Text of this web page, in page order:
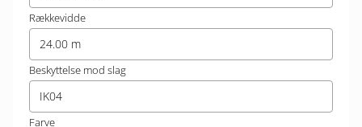
Rækkevidde
24.00 m
Beskyttelse mod slag
IK04
Farve